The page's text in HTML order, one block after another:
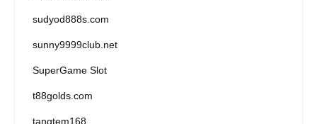
sudyod888s.com
sunny9999club.net
SuperGame Slot
t88golds.com
tangtem168